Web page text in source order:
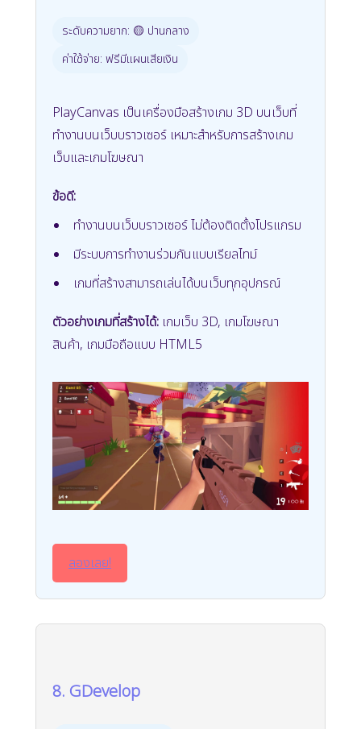
ระดับความยาก: 🟡 ปานกลาง
ค่าใช้จ่าย: ฟรีมีแผนเสียเงิน
PlayCanvas เป็นเครื่องมือสร้างเกม 3D บนเว็บที่
ทำงานบนเว็บบราวเซอร์ เหมาะสำหรับการสร้างเกม
เว็บและเกมโฆษณา
ข้อดี:
ทำงานบนเว็บบราวเซอร์ ไม่ต้องติดตั้งโปรแกรม
มีระบบการทำงานร่วมกันแบบเรียลไทม์
เกมที่สร้างสามารถเล่นได้บนเว็บทุกอุปกรณ์
ตัวอย่างเกมที่สร้างได้: เกมเว็บ 3D, เกมโฆษณา
สินค้า, เกมมือถือแบบ HTML5
ลองเลย!
8. GDevelop